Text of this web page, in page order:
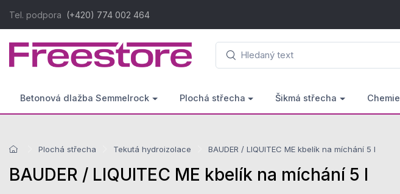
Tel. podpora (+420) 774 002 464
Betonová dlažba Semmelrock Plochá střecha Šikmá střecha Chemie
Plochá střecha Tekutá hydroizolace BAUDER / LIQUITEC ME kbelík na míchání 5 l
BAUDER / LIQUITEC ME kbelík na míchání 5 l